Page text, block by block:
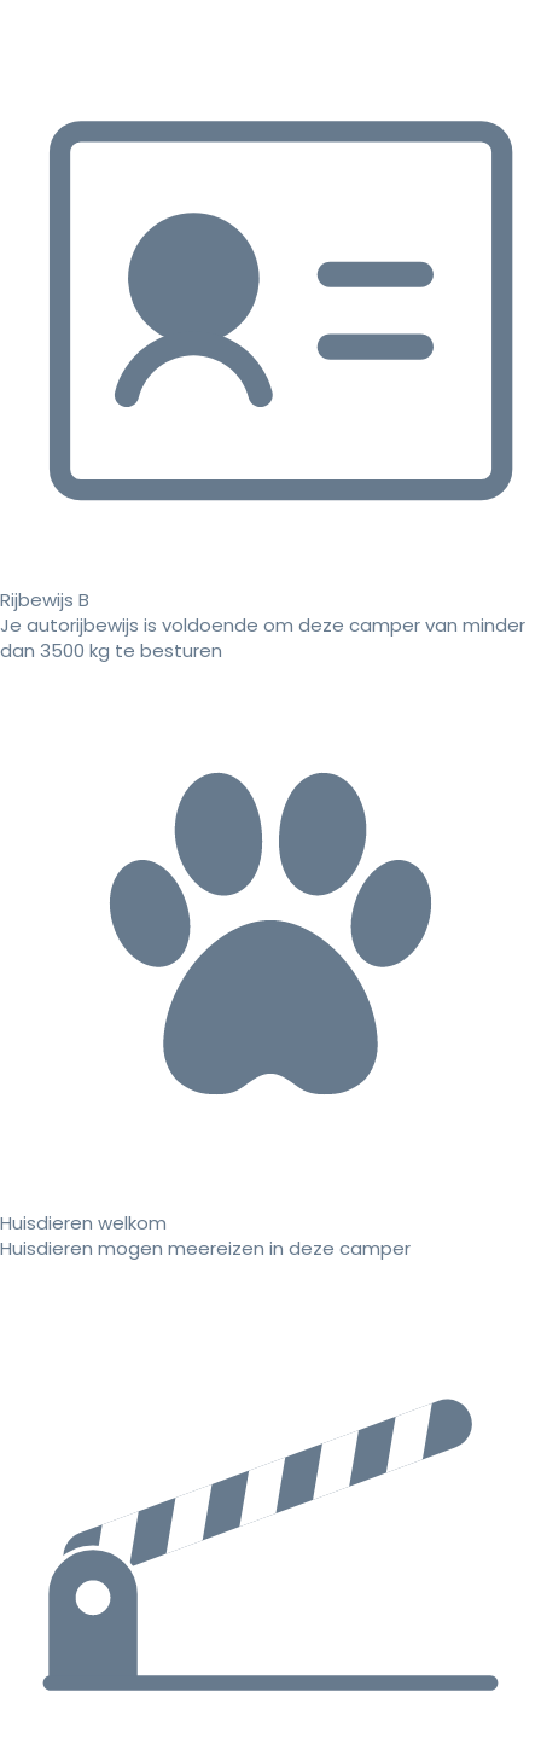
Rijbewijs B
Je autorijbewijs is voldoende om deze camper van minder
dan 3500 kg te besturen
Huisdieren welkom
Huisdieren mogen meereizen in deze camper